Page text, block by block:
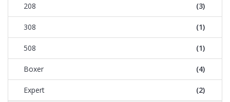
208 (3)
308 (1)
508 (1)
Boxer (4)
Expert (2)